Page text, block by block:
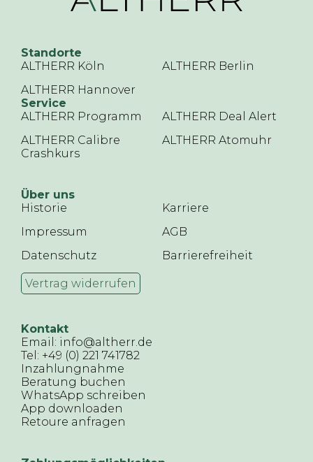
Standorte
ALTHERR Köln
ALTHERR Berlin
ALTHERR Hannover
Service
ALTHERR Programm
ALTHERR Deal Alert
ALTHERR Calibre
Crashkurs
ALTHERR Atomuhr
Über uns
Historie
Karriere
Impressum
AGB
Datenschutz
Barrierefreiheit
Vertrag widerrufen
Kontakt
Email: info@altherr.de
Tel: +49 (0) 221 741782
Inzahlungnahme
Beratung buchen
WhatsApp schreiben
App downloaden
Retoure anfragen